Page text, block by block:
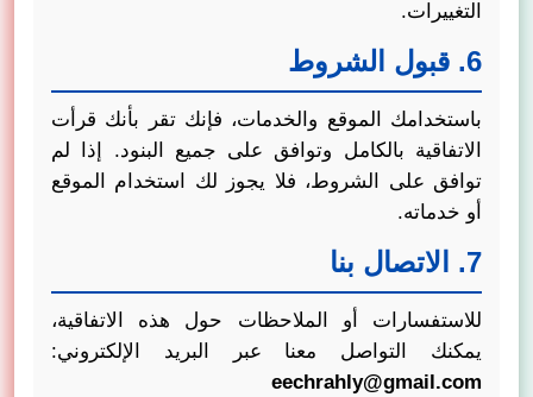
التغييرات.
6. قبول الشروط
باستخدامك الموقع والخدمات، فإنك تقر بأنك قرأت
الاتفاقية بالكامل وتوافق على جميع البنود. إذا لم
توافق على الشروط، فلا يجوز لك استخدام الموقع
أو خدماته.
7. الاتصال بنا
للاستفسارات أو الملاحظات حول هذه الاتفاقية،
يمكنك التواصل معنا عبر البريد الإلكتروني:
eechrahly@gmail.com